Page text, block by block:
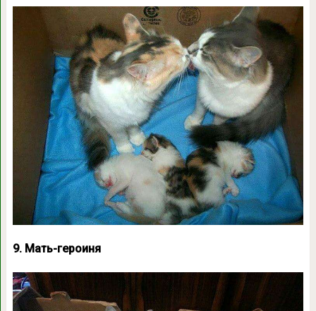
9. Мать-героиня